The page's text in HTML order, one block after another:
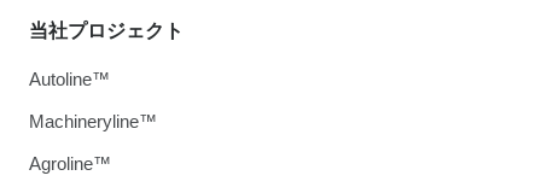
当社プロジェクト
Autoline™
Machineryline™
Agroline™